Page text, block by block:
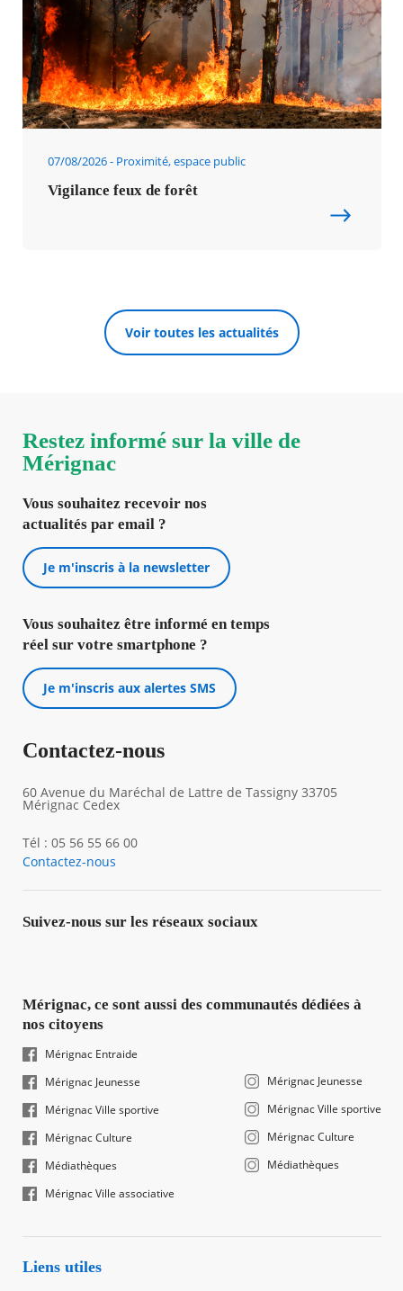
07/08/2026 Proximité, espace public
Vigilance feux de forêt
Voir toutes les actualités
Restez informé sur la ville de
Mérignac
Vous souhaitez recevoir nos
actualités par email ?
Je m'inscris à la newsletter
Vous souhaitez être informé en temps
réel sur votre smartphone ?
Je m'inscris aux alertes SMS
Contactez-nous
60 Avenue du Maréchal de Lattre de Tassigny 33705
Mérignac Cedex
Tél : 05 56 55 66 00
Contactez-nous
Suivez-nous sur les réseaux sociaux
Mérignac, ce sont aussi des communautés dédiées à
nos citoyens
Mérignac Entraide
Mérignac Jeunesse
Mérignac Ville sportive
Mérignac Culture
Médiathèques
Mérignac Ville associative
Mérignac Jeunesse
Mérignac Ville sportive
Mérignac Culture
Médiathèques
Liens utiles